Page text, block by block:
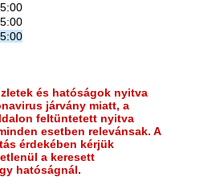
és hatóságok nyitva
járvány miatt, a
feltüntetett nyitva
esetben relevánsak. A
érdekében kérjük
a keresett
hatóságnál.